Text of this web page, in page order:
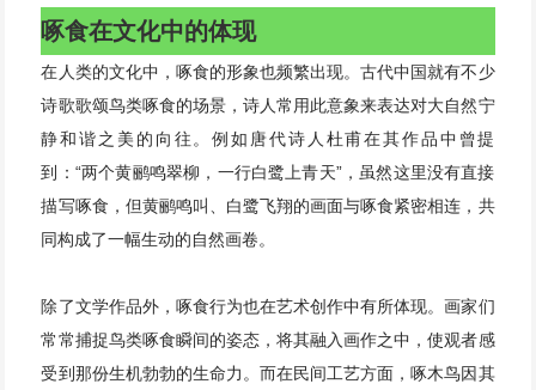
啄食在文化中的体现
在人类的文化中，啄食的形象也频繁出现。古代中国就有不少
诗歌歌颂鸟类啄食的场景，诗人常用此意象来表达对大自然宁
静和谐之美的向往。例如唐代诗人杜甫在其作品中曾提
到：“两个黄鹂鸣翠柳，一行白鹭上青天”，虽然这里没有直接
描写啄食，但黄鹂鸣叫、白鹭飞翔的画面与啄食紧密相连，共
同构成了一幅生动的自然画卷。
除了文学作品外，啄食行为也在艺术创作中有所体现。画家们
常常捕捉鸟类啄食瞬间的姿态，将其融入画作之中，使观者感
受到那份生机勃勃的生命力。而在民间工艺方面，啄木鸟因其